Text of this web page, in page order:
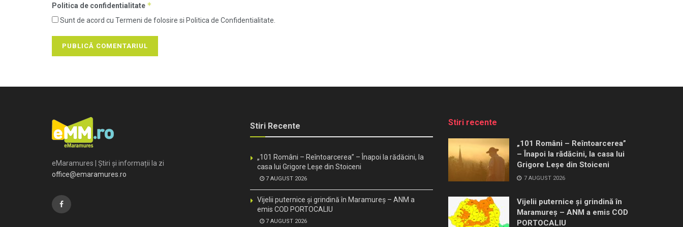
Politica de confidentialitate *
Sunt de acord cu Termeni de folosire si Politica de Confidentialitate.
eMaramures | Știri și informații la zi
office@emaramures.ro
Stiri Recente
„101 Români – Reîntoarcerea” – Înapoi la rădăcini, la
casa lui Grigore Leșe din Stoiceni
7 AUGUST 2026
Vijelii puternice și grindină în Maramureș – ANM a
emis COD PORTOCALIU
7 AUGUST 2026
Stiri recente
„101 Români – Reîntoarcerea”
– Înapoi la rădăcini, la casa lui
Grigore Leșe din Stoiceni
7 AUGUST 2026
Vijelii puternice și grindină în
Maramureș – ANM a emis COD
PORTOCALIU